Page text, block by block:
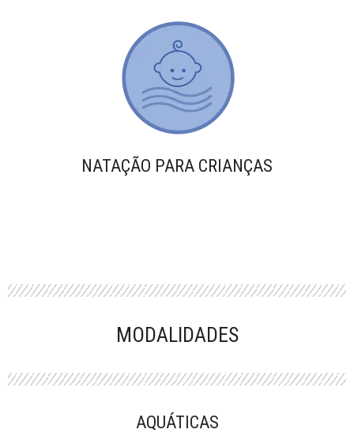
NATAÇÃO PARA CRIANÇAS
MODALIDADES
AQUÁTICAS